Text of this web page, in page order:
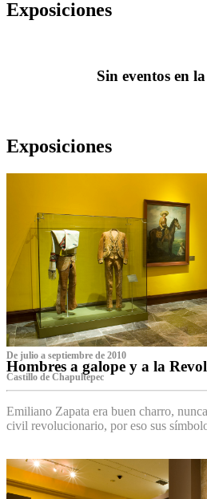
Exposiciones
Sin eventos en
Exposiciones
De julio a septiembre de 2010
Hombres a galope y a la
Castillo de Chapultepec
Emiliano Zapata era buen charro,
civil revolucionario, por eso sus